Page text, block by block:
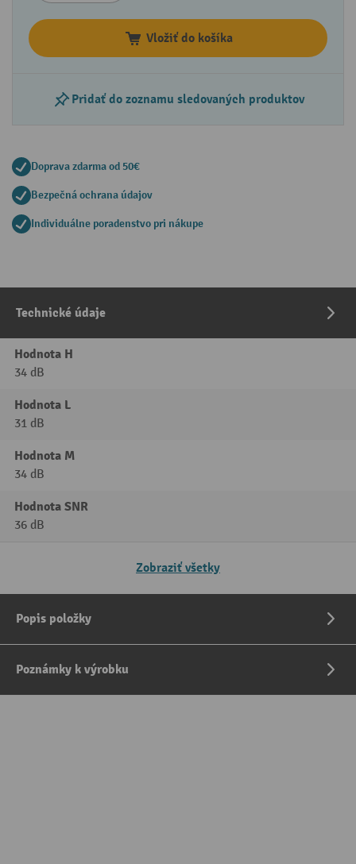
Vložiť do košíka
Pridať do zoznamu sledovaných produktov
Doprava zdarma od 50€
Bezpečná ochrana údajov
Individuálne poradenstvo pri nákupe
Technické údaje
Hodnota H
34 dB
Hodnota L
31 dB
Hodnota M
34 dB
Hodnota SNR
36 dB
Zobraziť všetky
Popis položky
Poznámky k výrobku